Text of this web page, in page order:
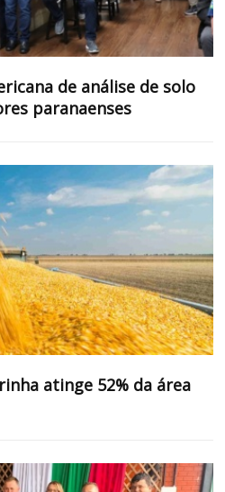
de análise de solo
paranaenses
atinge 52% da área